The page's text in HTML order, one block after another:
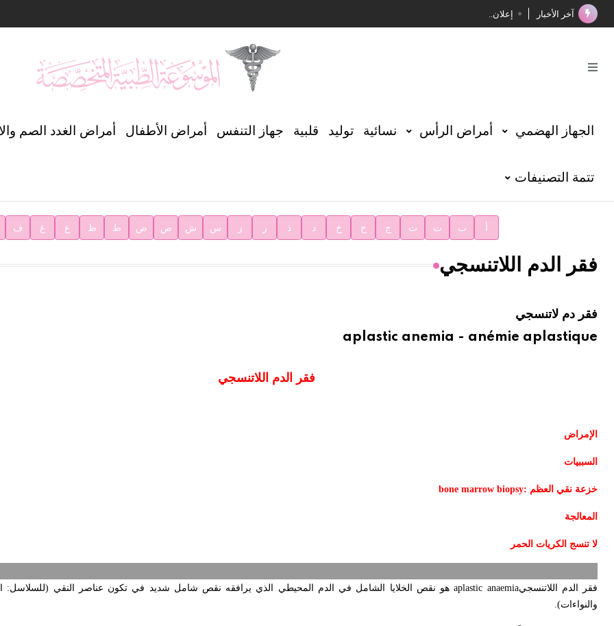
آخر الأخبار إعلان..
توصيات مجلس الإدارة
الأستاذ إياد خالد الطباع مدير عام لهيئة الموسوعة العربية
الجهاز الهضمي أمراض الرأس نسائية توليد قلبية جهاز التنفس أمراض الأطفال أمراض الغدد الصم
تتمة التصنيفات
ب ت ث ج ح خ د ذ ر ز س ش ص ض ط ظ ع غ ف
فقر الدم اللاتنسجي
فقر دم لاتنسجي
aplastic anemia - anémie aplastique
فقر الدم اللاتنسجي
الإمراض
السببيات
خزعة نقي العظم :bone marrow biopsy
المعالجة
لا تنسج الكريات الحمر
فقر الدم اللاتنسجيaplastic anaemiaهو نقص الخلايا الشامل في الدم المحيطي الذي يرافقه نقص شامل شديد في تكون عناصر النقي (للسلاسل:
والنواءات).